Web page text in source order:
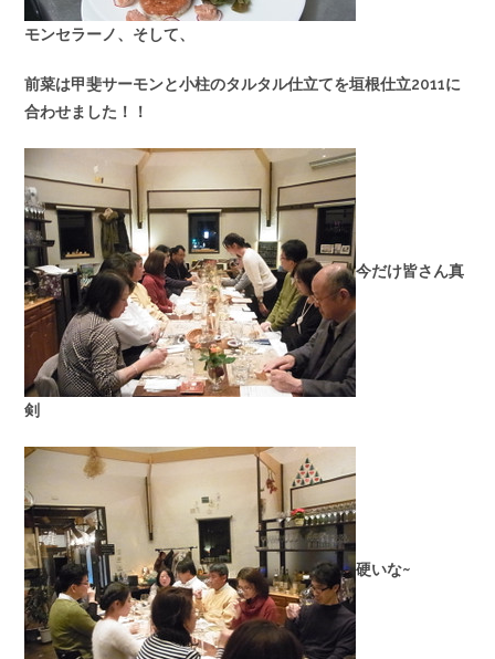
モンセラーノ、そして、
前菜は甲斐サーモンと小柱のタルタル仕立てを垣根仕立2011に
合わせました！！
今だけ皆さん真
剣
硬いな~